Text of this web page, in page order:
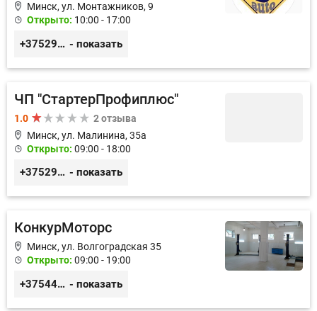
Минск, ул. Монтажников, 9
Открыто: 10:00 - 17:00
+375299395764 - показать
ЧП "СтартерПрофиплюс"
1.0
2 отзыва
Минск, ул. Малинина, 35а
Открыто: 09:00 - 18:00
+375291023838 - показать
КонкурМоторс
Минск, ул. Волгоградская 35
Открыто: 09:00 - 19:00
+375445197887 - показать